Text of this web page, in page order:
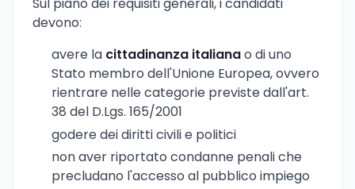
devono:
avere la cittadinanza italianao di uno
Stato membro dell'Unione Europea, ovvero
rientrare nelle categorie previste dall'art.
38 del D.Lgs. 165/2001
godere dei diritti civili e politici
non aver riportato condanne penali che
precludano l'accesso al pubblico impiego